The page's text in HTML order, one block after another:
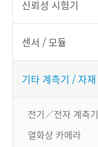
신뢰성 시험기
센서 / 모듈
기타 계측기 / 자재
전기／전자 계측기
열화상 카메라